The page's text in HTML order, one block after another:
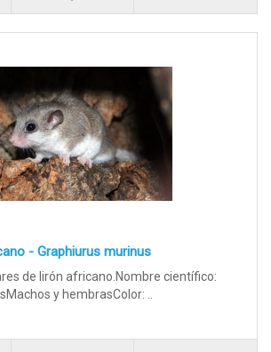
- Graphiurus murinus
de lirón africano.Nombre científico:
y hembrasColor: ..